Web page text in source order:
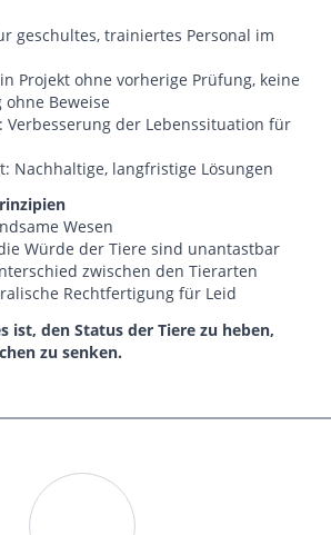
geschultes, trainiertes Personal im
Projekt ohne vorherige Prüfung, keine
Beweise
der Lebenssituation für
Nachhaltige, langfristige Lösungen
Wesen
Würde der Tiere sind unantastbar
zwischen den Tierarten
Rechtfertigung für Leid
ist, den Status der Tiere zu heben,
zu senken.